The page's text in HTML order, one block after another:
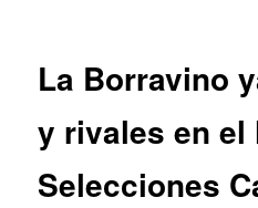
La Borravino
y rivales en el
Selecciones